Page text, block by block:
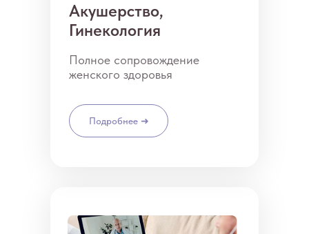
Акушерство,
Гинекология
Полное сопровождение
женского здоровья
Подробнее ➜